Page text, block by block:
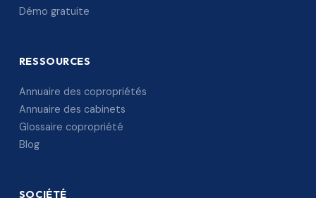
Démo gratuite
RESSOURCES
Annuaire des copropriétés
Annuaire des cabinets
Glossaire copropriété
Blog
SOCIÉTÉ